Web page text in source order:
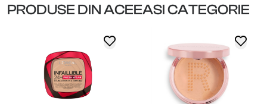
PRODUSE DIN ACEEASI CATEGORIE